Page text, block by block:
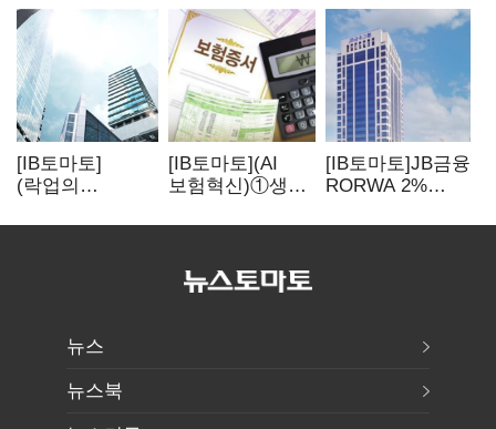
[IB토마토]
(락업의
뛰자 첫날
[IB토마토](AI
보험혁신)①생산
개선…현실은
[IB토마토]JB금융
RORWA 2%
견인은 은행 아닌
뉴스
뉴스북